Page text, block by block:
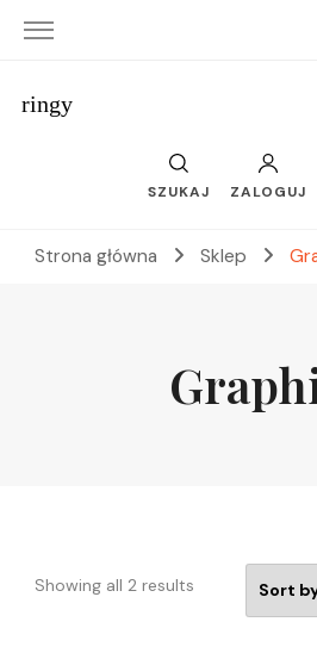
ringy
SZUKAJ ZALOGUJ
Strona główna Sklep
Showing all 2 results